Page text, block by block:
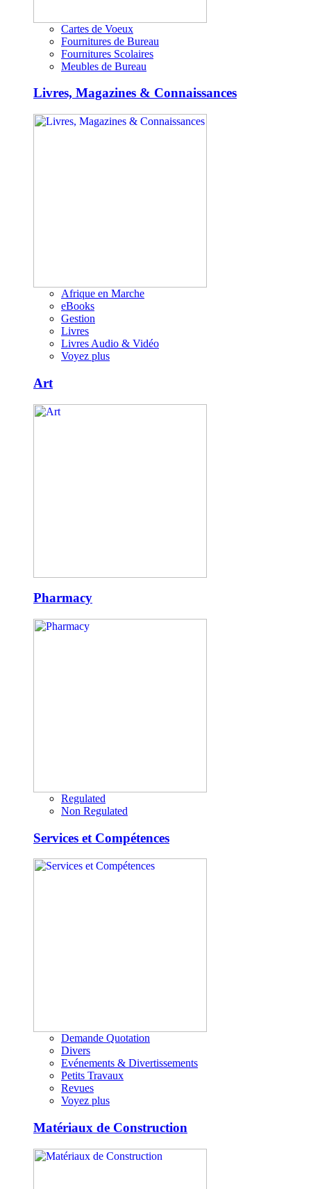
Cartes de Voeux
Fournitures de Bureau
Fournitures Scolaires
Meubles de Bureau
Livres, Magazines & Connaissances
Afrique en Marche
eBooks
Gestion
Livres
Livres Audio & Vidéo
Voyez plus
Art
Pharmacy
Regulated
Non Regulated
Services et Compétences
Demande Quotation
Divers
Evénements & Divertissements
Petits Travaux
Revues
Voyez plus
Matériaux de Construction